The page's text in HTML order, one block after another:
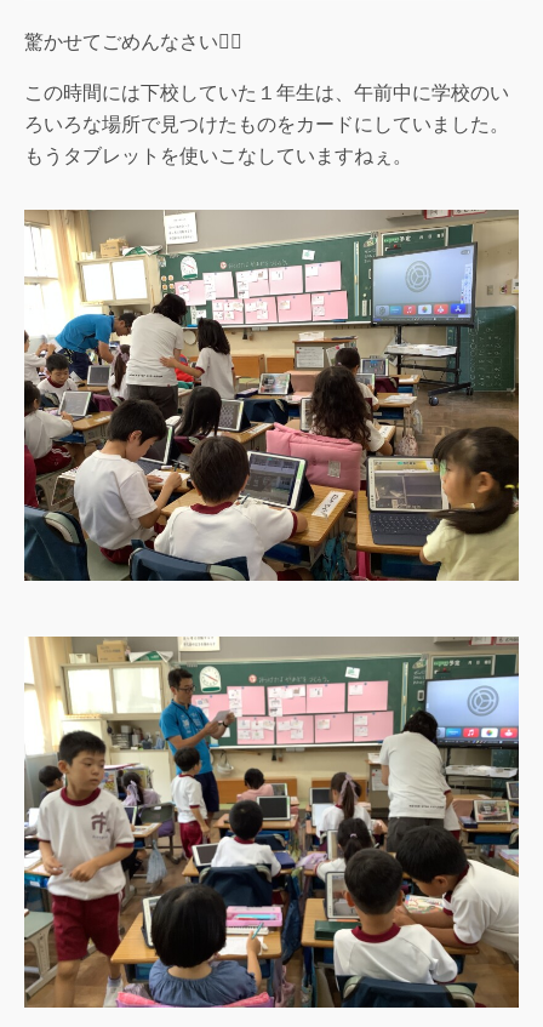
驚かせてごめんなさい🙇‍♀️
この時間には下校していた１年生は、午前中に学校のい
ろいろな場所で見つけたものをカードにしていました。
もうタブレットを使いこなしていますねぇ。